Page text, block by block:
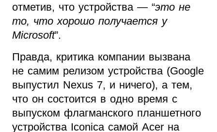
отметив, что устройства — “это не
то, что хорошо получается у
Microsoft”.
Правда, критика компании вызвана
не самим релизом устройства (Google
выпустил Nexus 7, и ничего), а тем,
что он состоится в одно время с
выпуском флагманского планшетного
устройства Iconica самой Acer на